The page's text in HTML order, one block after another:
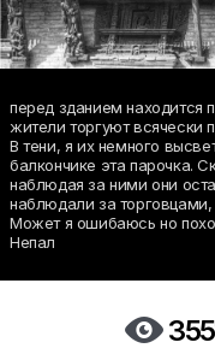
перед зданием находится
жители торгуют всячески
В тени, я их немного
балкончике эта парочка.
наблюдая за ними они
наблюдали за торговцами,
Может я ошибаюсь но
Непал
